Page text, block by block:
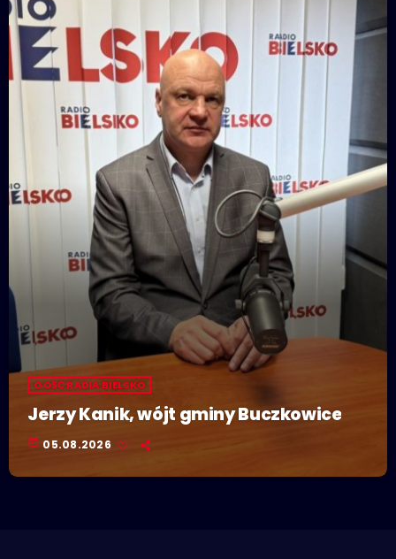
GOŚĆ RADIA BIELSKO
Jerzy Kanik, wójt gminy Buczkowice
today 05.08.2026